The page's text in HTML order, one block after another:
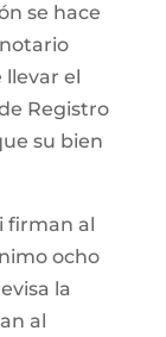
se hace
el
Registro
su bien
firman al
ocho
la
al